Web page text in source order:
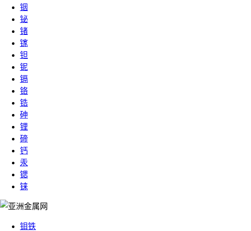
铟
铋
锗
镓
钽
铌
镉
铬
锆
砷
锂
碲
钙
汞
锶
铼
钼铁